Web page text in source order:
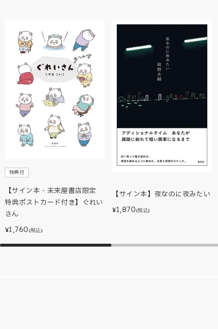
特典付
【サイン本・未来屋書店限定
特典ポストカード付き】ぐれい
さん
¥1,760 (税込)
【サイン本】夜なのに夜みたい
¥1,870(税込)